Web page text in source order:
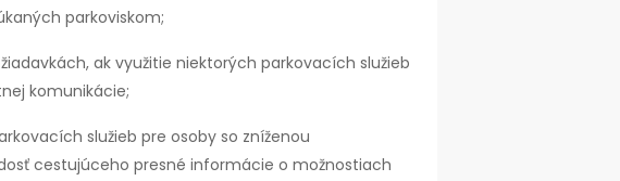
parkoviskom;
ak využitie niektorých parkovacích služieb
komunikácie;
služieb pre osoby so zníženou
cestujúceho presné informácie o možnostiach